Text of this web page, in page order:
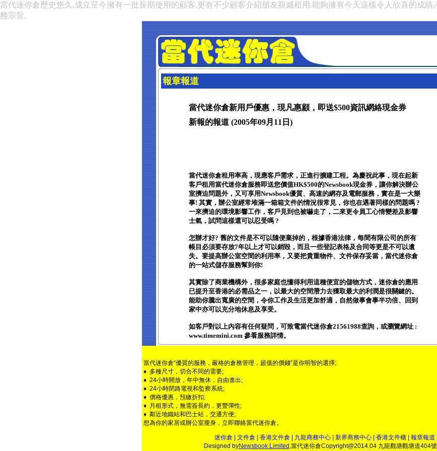
當代迷你倉歷史悠久,成立至今擁有一批長期使用的顧客,更有不少顧客介紹朋友親戚租用.能夠擁有今天這樣令人欣喜的成
務宗旨.
報章報道
當代迷你倉新用戶優惠，現凡惠顧，即送$500資訊網絡現金券
新報的報道 (2005年09月11日)
當代迷你倉租用率高，現應客戶需求，正進行擴建工程。為慶祝此事，現在起新
客戶租用當代迷你倉服務即送您價值HK$500的Newsbook現金券，讓你解決辦公
室擠迫問題外，又可享用Newsbook優質、高速的網存及電郵服務，實在是一大樂
事! 其實，辦公室經常堆滿一箱箱文件的情況很常見，你也在遇著同樣的問題嗎 ?
一來擠迫的環境影響工作，客戶見到也被嚇走了，二來更令員工心情變差及影響
士氣，試問這樣還可以忍受嗎 ?
怎辦才好? 舊的文件是不可以隨便棄掉的，根據香港法律，每間有限公司的所有
帳目必須要存放7年以上才可以銷毀，而且一些登記表格及合同等更是不可以遺
失。要提高辦公室空間的利用率，又要把貴重物件、文件保存妥當，當代迷你倉
的一站式儲存服務幫到你!
其實除了商業機構外，很多家庭也懂得利用這種便宜的儲物方式，迷你倉的應用
已提升至香港的必需品之一，以最大的空間潛力去獲取最大的利潤是很關鍵的。
能助你騰出寬廣的空間，令你工作及生活更加舒適，自然做事會事半功倍、回到
家中亦可以充分地休息及享受。
如客戶對以上內容有任何疑問，可致電當代迷你倉21561988查詢，或瀏覽網址 :
www.timemini.com 參看服務詳情。
當代迷你倉“優質的服務，嚴格的倉務管理，超值的價錢”是你明智的選擇;
♦ 多種尺寸，切合不同的需要;
♦ 24小時開放，年中無休，自由進出;
♦ 24小時閉路電視和監察系統;
♦ 價格優惠，預繳折扣;
♦ 月租形式，無需簽長約，更豐彈性;
♦ 鄰近地鐵站和巴士站，交通方便;
想為你的家居或辦公室瘦身，立即聯絡當代迷你倉。
迷你倉 文件倉 香港文件倉 九龍商務中心 新界商務中心 香港文件櫃 報章報道
Designed byNewsbook Limited ,當代迷你倉Copyright@2014.04 九龍觀塘觀塘道404